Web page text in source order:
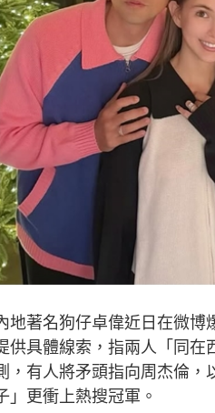
地著名狗仔卓偉近日在微
供具體線索，指兩人「同在
，有人將矛頭指向周杰倫，
」更衝上熱搜冠軍。